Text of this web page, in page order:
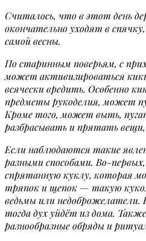
Считалось, что в этот день
окончательно уходят в
самой весны.
По старинным поверьям, с
может активизироваться
всячески вредить. Особенно
предметы рукоделия, может
Кроме того, может выть,
разбрасывать и прятать
Если наблюдаются такие
разными способами. Во-
спрятанную куклу, которая
тряпок и щепок — такую
ведьмы или
тогда дух уйдёт из дома.
разнообразные обряды и